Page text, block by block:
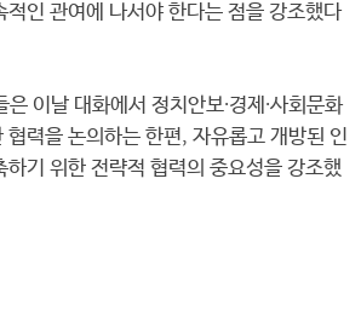
적인 관여에 나서야 한다는 점을 강조했다
이날 대화에서 정치안보∙경제∙사회문화
협력을 논의하는 한편, 자유롭고 개방된 인
하기 위한 전략적 협력의 중요성을 강조했